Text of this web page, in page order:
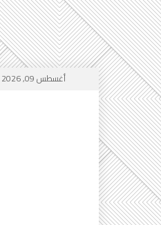
أغسطس 09, 2026